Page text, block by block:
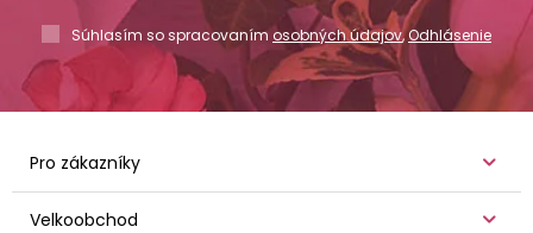
Súhlasím so spracovaním osobných údajov,Odhlásenie
Pro zákazníky
Velkoobchod